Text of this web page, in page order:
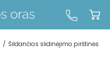
/ Šildančios slidinėjimo pirštinės